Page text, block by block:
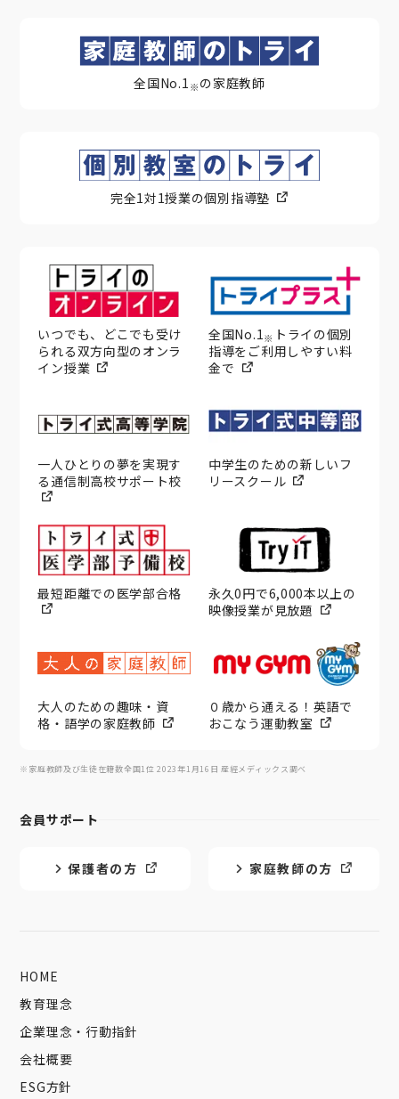
全国No.1 ※ の家庭教師
完全1対1授業の個別指導塾
いつでも、どこでも受け
られる双方向型のオンラ
イン授業
全国No.1※ トライの個別
指導をご利用しやすい料
金で
一人ひとりの夢を実現す
る通信制高校サポート校
中学生のための新しいフ
リースクール
最短距離での医学部合格
永久0円で6,000本以上の
映像授業が見放題
大人のための趣味・資
格・語学の家庭教師
０歳から通える！英語で
おこなう運動教室
※家庭教師及び生徒在籍数全国1位 2023年1月16日 産經メディックス調べ
会員サポート
保護者の方 家庭教師の方
HOME
教育理念
企業理念・行動指針
会社概要
ESG方針